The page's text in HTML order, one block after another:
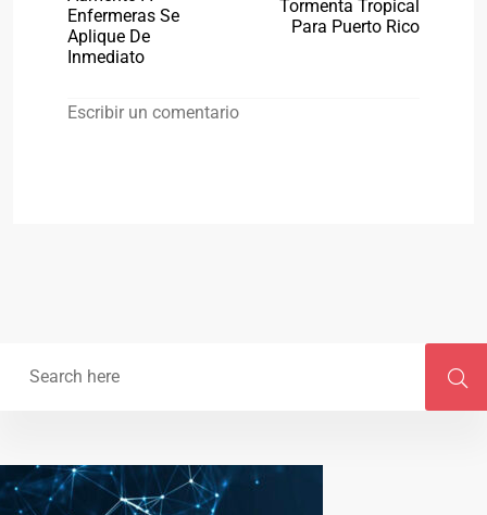
Enfermeras Se
Aplique De
Inmediato
Tormenta Tropical
Para Puerto Rico
Escribir un comentario